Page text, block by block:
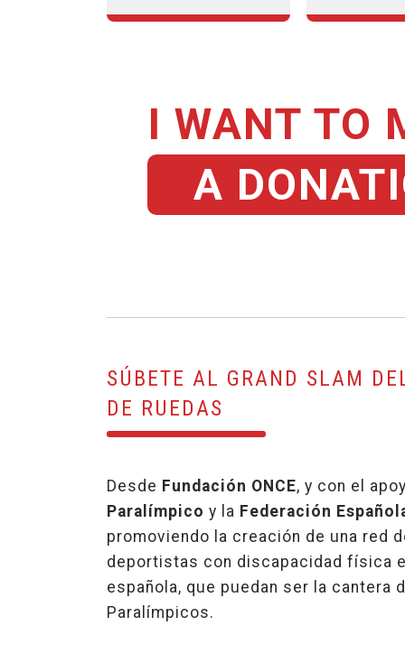
I WANT TO
A
SÚBETE AL GRAND SLAM
DE RUEDAS
Desde Fundación ONCE, y con el
Paralímpico y la Federación
promoviendo la creación de una red
deportistas con discapacidad física
española, que puedan ser la cantera
Paralímpicos.